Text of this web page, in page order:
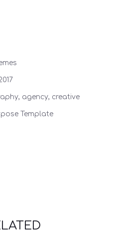
agency, creative
Template